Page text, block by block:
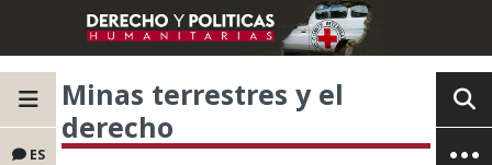
ES
Minas terrestres y el
derecho